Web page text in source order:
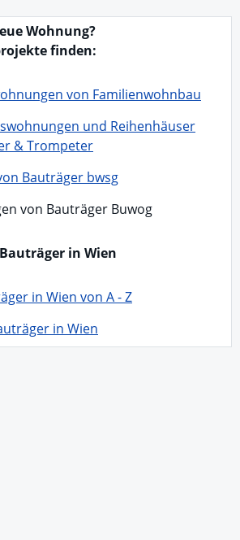
Wohnung?
finden:
von Familienwohnbau
und Reihenhäuser
& Trompeter
Bauträger bwsg
von Bauträger Buwog
in Wien
in Wien von A - Z
in Wien